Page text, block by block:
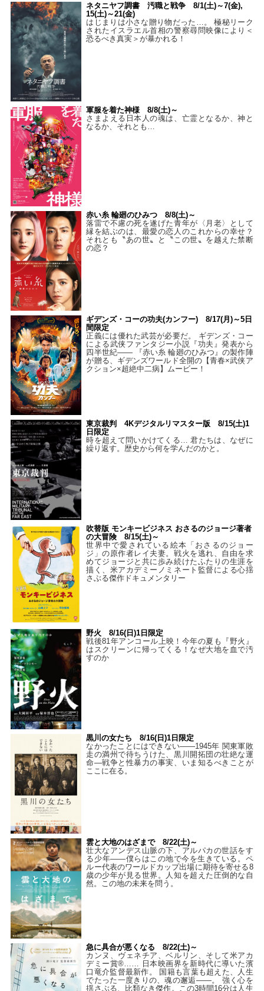
ネタニヤフ調書 汚職と戦争 8/1(土)～7(金),
15(土)～21(金)
はじまりは小さな贈り物だった…。 極秘リーク
されたイスラエル首相の警察尋問映像により＜
恐るべき真実＞が暴かれる！
軍服を着た神様 8/8(土)～
さまよえる日本人の魂は、亡霊となるか、神と
なるか、それとも…
赤い糸 輪廻のひみつ 8/8(土)～
落雷で不慮の死を遂げた青年が〈月老〉として
縁を結ぶのは、最愛の恋人のこれからの幸せ？
それとも〝あの世〟と〝この世〟を越えた禁断
の恋？
ギデンズ・コーの功夫(カンフー) 8/17(月)～5日
間限定
正義には優れた武芸が必要だ。 ギデンズ・コー
による武侠ファンタジー小説『功夫』発表から
四半世紀―― 『赤い糸 輪廻のひみつ』の製作陣
が贈る、ギデンズワールド全開の【青春×武侠ア
クション×超絶中二病】ムービー！
東京裁判 4Kデジタルリマスター版 8/15(土)1
日限定
時を超えて問いかけてくる… 君たちは、なぜに
繰り返す。歴史から何を学んだのかと。
吹替版 モンキービジネス おさるのジョージ著者
の大冒険 8/15(土)～
世界中で愛されている絵本「おさるのジョー
ジ」の原作者レイ夫妻。戦火を逃れ、自由を求
めてジョージと共に歩み続けたふたりの生涯を
描く、米アカデミーノミネート監督による心揺
さぶる傑作ドキュメンタリー
野火 8/16(日)1日限定
戦後81年アンコール上映！今年の夏も『野火』
はスクリーンに帰ってくる！なぜ大地を血で汚
すのか
黒川の女たち 8/16(日)1日限定
なかったことにはできない——1945年 関東軍敗
走の満州で待ちうけた、黒川開拓団の壮絶な運
命―戦争と性暴力の事実、いま知るべきことが
ここに在る。
雲と大地のはざまで 8/22(土)～
壮大なアンデス山脈の下、アルパカの世話をす
る少年――僕らはこの地で今を生きている。ペ
ルー代表のワールドカップ出場に期待を寄せる8
歳の少年が見る世界。人知を超えた圧倒的な自
然。この地の未来を問う。
急に具合が悪くなる 8/22(土)～
カンヌ、ヴェネチア、ベルリン、そして米アカ
デミー賞®…… 日本映画界を新時代に導いた濱
口竜介監督最新作。 国籍も言葉も超えた、人生
でたった一度きりの、魂の邂逅――。 強く心を
揺さぶる、比類なき傑作。この3時間16分は人生